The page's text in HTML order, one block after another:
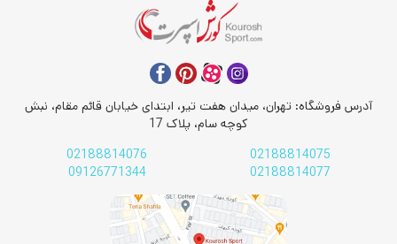
آدرس فروشگاه: تهران، میدان هفت تیر، ابتدای خیابان قائم مقام، نبش
کوچه سام، پلاک 17
02188814075
02188814076
02188814077
09126771344